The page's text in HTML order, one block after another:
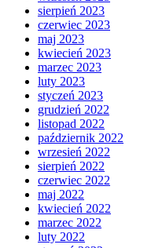
sierpień 2023
czerwiec 2023
maj 2023
kwiecień 2023
marzec 2023
luty 2023
styczeń 2023
grudzień 2022
listopad 2022
październik 2022
wrzesień 2022
sierpień 2022
czerwiec 2022
maj 2022
kwiecień 2022
marzec 2022
luty 2022